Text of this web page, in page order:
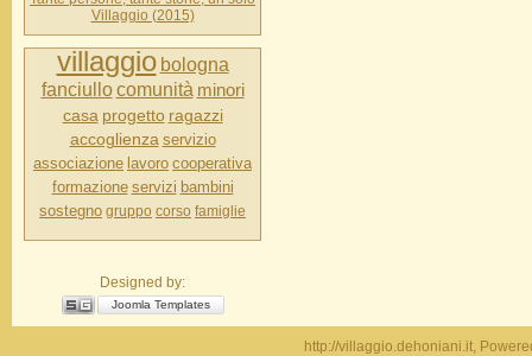
Villaggio (2015)
villaggio bologna
fanciullo comunità minori
casa progetto ragazzi
accoglienza servizio
associazione lavoro cooperativa
formazione servizi bambini
sostegno gruppo corso famiglie
Designed by:
Joomla Templates
http://villaggio.dehoniani.it,